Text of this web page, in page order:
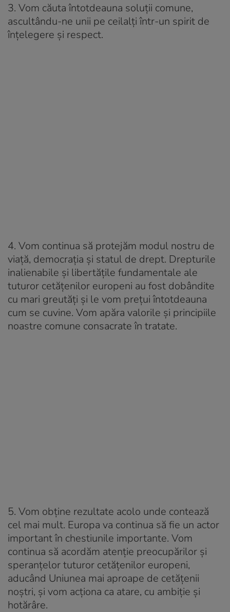
3. Vom căuta întotdeauna soluții comune,
ascultându-ne unii pe ceilalți într-un spirit de
înțelegere și respect.
4. Vom continua să protejăm modul nostru de
viață, democrația și statul de drept. Drepturile
inalienabile și libertățile fundamentale ale
tuturor cetățenilor europeni au fost dobândite
cu mari greutăți și le vom prețui întotdeauna
cum se cuvine. Vom apăra valorile și principiile
noastre comune consacrate în tratate.
5. Vom obține rezultate acolo unde contează
cel mai mult. Europa va continua să fie un actor
important în chestiunile importante. Vom
continua să acordăm atenție preocupărilor și
speranțelor tuturor cetățenilor europeni,
aducând Uniunea mai aproape de cetățenii
noștri, și vom acționa ca atare, cu ambiție și
hotărâre.